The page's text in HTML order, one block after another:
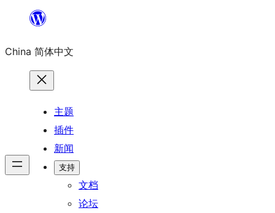
内
China 简体中文
主题
插件
新闻
支持
文档
论坛